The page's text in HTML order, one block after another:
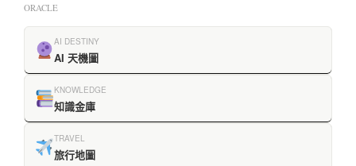
ORACLE
AI DESTINY
AI 天機圖
KNOWLEDGE
知識金庫
TRAVEL
旅行地圖